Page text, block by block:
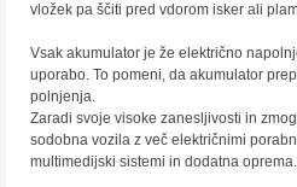
vložek pa ščiti pred vdorom isker ali
Vsak akumulator je že električno
uporabo. To pomeni, da akumulator
polnjenja.
Zaradi svoje visoke zanesljivosti in
sodobna vozila z več električnimi
multimedijski sistemi in dodatna oprema.